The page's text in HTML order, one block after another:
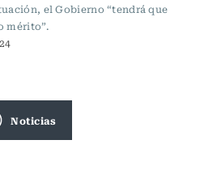
el Gobierno “tendrá que
mérito”.
Noticias